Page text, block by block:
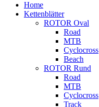
Home
Kettenblätter
ROTOR Oval
Road
MTB
Cyclocross
Beach
ROTOR Rund
Road
MTB
Cyclocross
Track